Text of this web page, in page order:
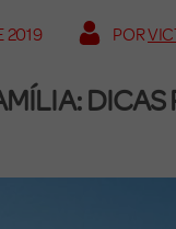
2019 POR